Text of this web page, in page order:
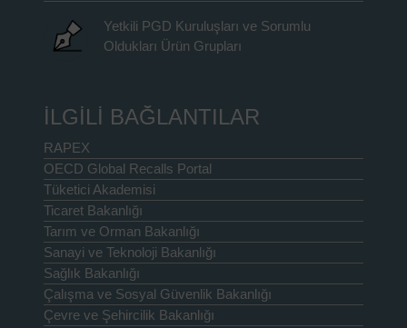
Yetkili PGD Kuruluşları ve Sorumlu
Oldukları Ürün Grupları
İLGİLİ BAĞLANTILAR
RAPEX
OECD Global Recalls Portal
Tüketici Akademisi
Ticaret Bakanlığı
Tarım ve Orman Bakanlığı
Sanayi ve Teknoloji Bakanlığı
Sağlık Bakanlığı
Çalışma ve Sosyal Güvenlik Bakanlığı
Çevre ve Şehircilik Bakanlığı